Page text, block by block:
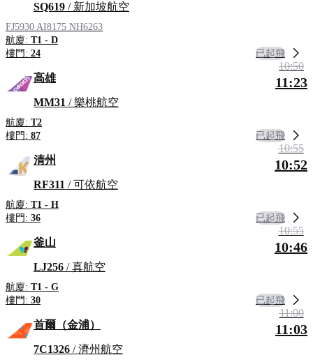
SQ619 / 新加坡航空
FJ5930 AI8175 NH6263
航廈: T1 - D
樓門: 24 已起飛
高雄
MM31 / 樂桃航空
航廈: T2
樓門: 87
10:50
11:23
已起飛
清州
RF311 / 可依航空
航廈: T1 - H
樓門: 36
10:55
10:52
已起飛
釜山
LJ256 / 真航空
航廈: T1 - G
樓門: 30
10:55
10:46
已起飛
首爾（金浦）
7C1326 / 濟州航空
11:00
11:03